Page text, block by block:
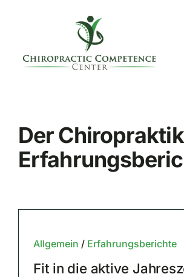
Unsere Praxen
Blog
Der
Allgemein / Erfahrungsberichte
Fit in die aktive